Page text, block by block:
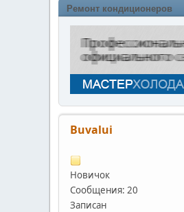
Ремонт кондиционеров
Buvalui
Новичок
Сообщения: 20
Записан